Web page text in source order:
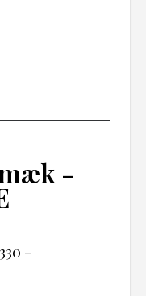
-